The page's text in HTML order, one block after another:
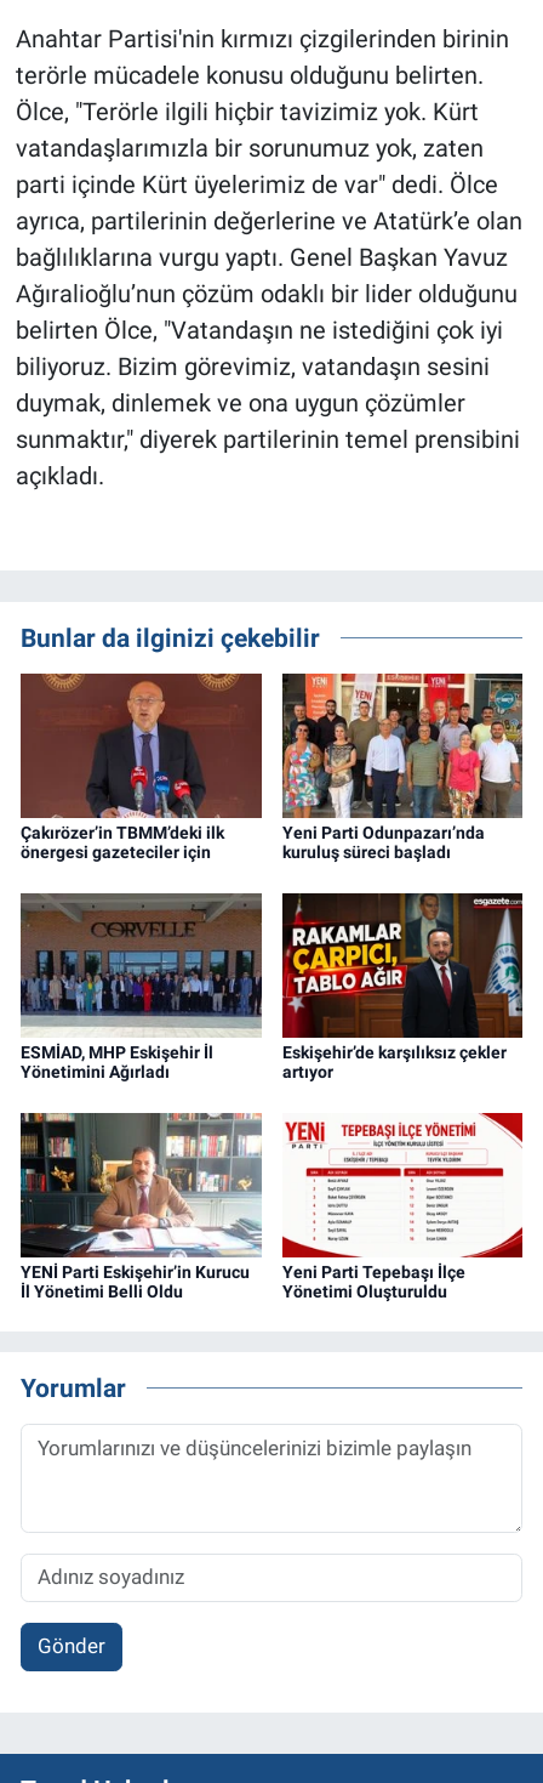
Anahtar Partisi'nin kırmızı çizgilerinden birinin
terörle mücadele konusu olduğunu belirten.
Ölce, "Terörle ilgili hiçbir tavizimiz yok. Kürt
vatandaşlarımızla bir sorunumuz yok, zaten
parti içinde Kürt üyelerimiz de var" dedi. Ölce
ayrıca, partilerinin değerlerine ve Atatürk’e olan
bağlılıklarına vurgu yaptı. Genel Başkan Yavuz
Ağıralioğlu’nun çözüm odaklı bir lider olduğunu
belirten Ölce, "Vatandaşın ne istediğini çok iyi
biliyoruz. Bizim görevimiz, vatandaşın sesini
duymak, dinlemek ve ona uygun çözümler
sunmaktır," diyerek partilerinin temel prensibini
açıkladı.
Bunlar da ilginizi çekebilir
Çakırözer’in TBMM’deki ilk
önergesi gazeteciler için
Yeni Parti Odunpazarı’nda
kuruluş süreci başladı
ESMİAD, MHP Eskişehir İl
Yönetimini Ağırladı
Eskişehir’de karşılıksız çekler
artıyor
YENİ Parti Eskişehir’in Kurucu
İl Yönetimi Belli Oldu
Yeni Parti Tepebaşı İlçe
Yönetimi Oluşturuldu
Yorumlar
Gönder